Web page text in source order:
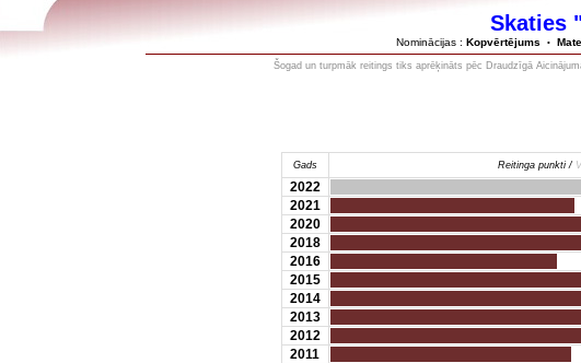
Skaties
Nominācijas : Kopvērtējums •
Šogad un turpmāk reitings tiks aprēķināts pēc Draudzīgā
Gads Reitinga punkti /
2022
2021
2020
2018
2016
2015
2014
2013
2012
2011